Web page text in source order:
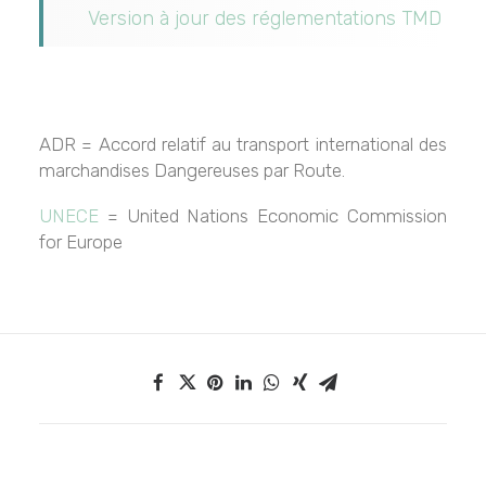
Version à jour des réglementations TMD
ADR = Accord relatif au transport international des
marchandises Dangereuses par Route.
UNECE = United Nations Economic Commission
for Europe